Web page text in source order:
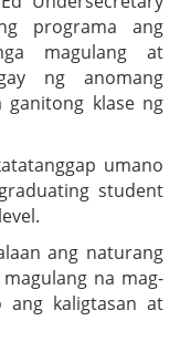
programa ang
magulang at
ng anomang
ganitong klase ng
umano
student
ang naturang
na mag-
ang kaligtasan at